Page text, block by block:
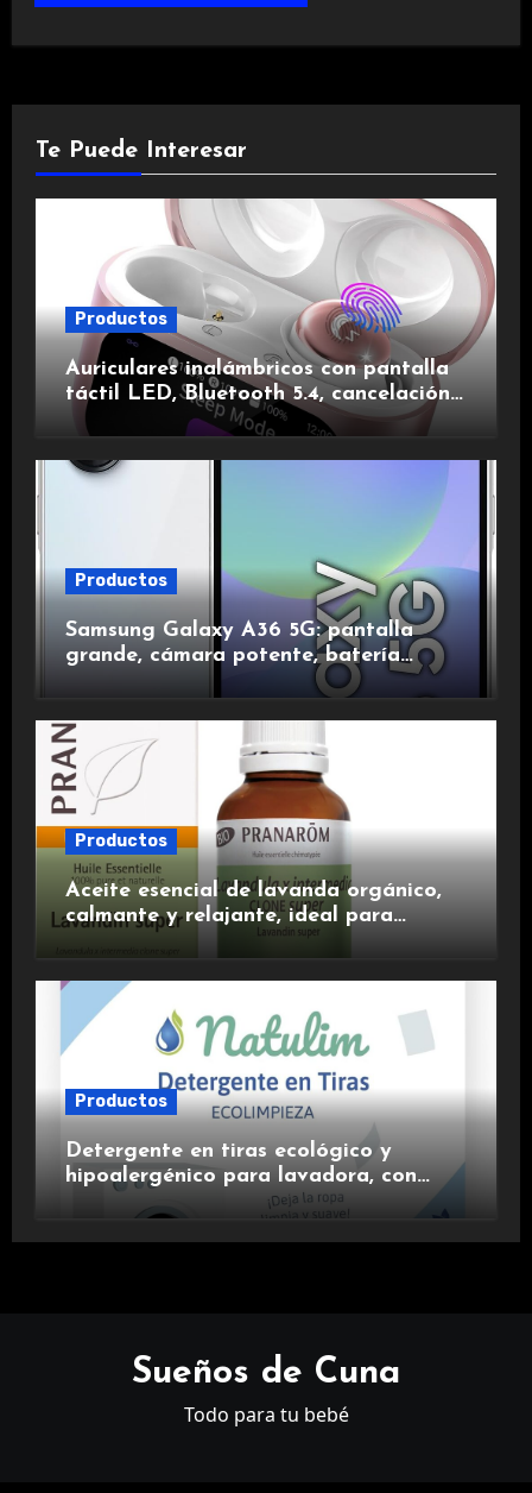
Te Puede Interesar
Productos
Auriculares inalámbricos con pantalla
táctil LED, Bluetooth 5.4, cancelación
de ruido, impermeables y de larga
Productos
Samsung Galaxy A36 5G: pantalla
grande, cámara potente, batería
duradera y carga rápida para una
experiencia premium.
Productos
Aceite esencial de lavanda orgánico,
calmante y relajante, ideal para
Productos
Detergente en tiras ecológico y
hipoalergénico para lavadora, con
suavizante incluido y fragancia de
lavanda.
Sueños de Cuna
Todo para tu bebé